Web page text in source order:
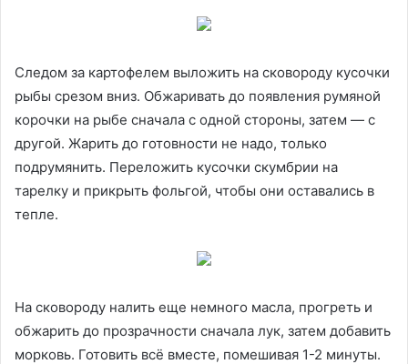
Следом за картофелем выложить на сковороду кусочки
рыбы срезом вниз. Обжаривать до появления румяной
корочки на рыбе сначала с одной стороны, затем — с
другой. Жарить до готовности не надо, только
подрумянить. Переложить кусочки скумбрии на
тарелку и прикрыть фольгой, чтобы они оставались в
тепле.
На сковороду налить еще немного масла, прогреть и
обжарить до прозрачности сначала лук, затем добавить
морковь. Готовить всё вместе, помешивая 1-2 минуты.